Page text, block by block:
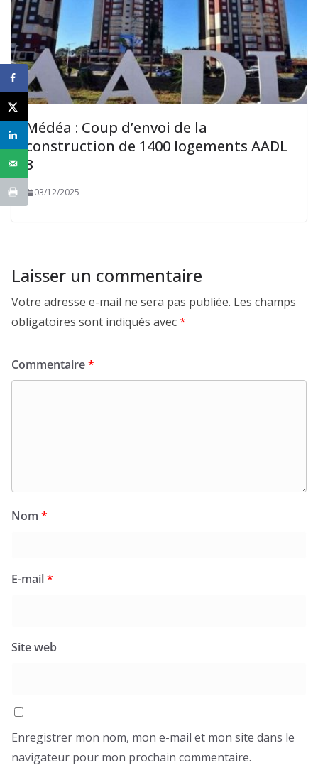
Médéa : Coup d’envoi de la
construction de 1400 logements AADL
3
03/12/2025
Laisser un commentaire
Votre adresse e-mail ne sera pas publiée. Les champs
obligatoires sont indiqués avec*
Commentaire*
Nom *
E-mail*
Site web
Enregistrer mon nom, mon e-mail et mon site dans le
navigateur pour mon prochain commentaire.